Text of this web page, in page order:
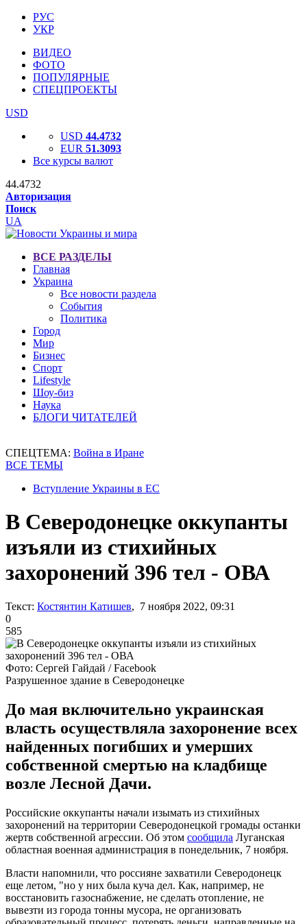
РУС
УКР
ВИДЕО
ФОТО
ПОПУЛЯРНЫЕ
СПЕЦПРОЕКТЫ
USD
USD 44.4732
EUR 51.3093
Все курсы валют
44.4732
Авторизация
Поиск
UA
ВСЕ РАЗДЕЛЫ
Главная
Украина
Все новости раздела
События
Политика
Город
Мир
Бизнес
Спорт
Lifestyle
Шоу-биз
Наука
БЛОГИ ЧИТАТЕЛЕЙ
СПЕЦТЕМА: Война в Иране
ВСЕ ТЕМЫ
Вступление Украины в ЕС
В Северодонецке оккупанты
изъяли из стихийных
захоронений 396 тел - ОВА
Текст: Костянтин Катишев, 7 ноября 2022, 09:31
0
585
Фото: Сергей Гайдай / Facebook
Разрушенное здание в Северодонецке
До мая включительно украинская
власть осуществляла захоронение всех
найденных погибших и умерших
собственной смертью на кладбище
возле Лесной Дачи.
Российские оккупанты начали изымать из стихийных
захоронений на территории Северодонецкой громады останки
жертв собственной агрессии. Об этом сообщила Луганская
областная военная администрация в понедельник, 7 ноября.
Власти напомнили, что россияне захватили Северодонецк
еще летом, "но у них была куча дел. Как, например, не
восстановить газоснабжение, не сделать отопление, не
вывезти из города тонны мусора, не организовать